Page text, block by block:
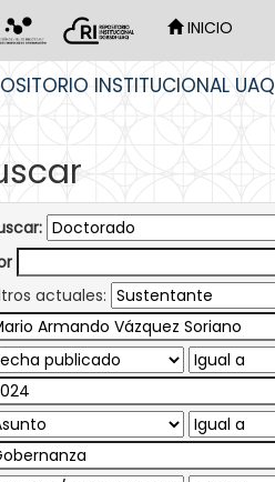
INICIO
INSTITUCIONAL UAQ
actuales: